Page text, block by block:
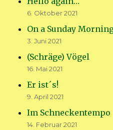
6. Oktober 2021
On a Sunday
3. Juni 2021
(Schräge) Vögel
16. Mai 2021
Er ist´s!
9. April 2021
Im Schneckentempo
14. Februar 2021